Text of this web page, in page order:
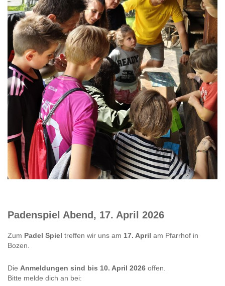
Padenspiel Abend, 17. April 2026
Zum Padel Spiel treffen wir uns am 17. April am Pfarrhof in
Bozen.
Die Anmeldungen sind bis 10. April 2026 offen.
Bitte melde dich an bei: